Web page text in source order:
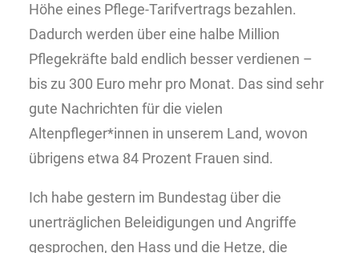
Höhe eines Pflege-Tarifvertrags bezahlen.
Dadurch werden über eine halbe Million
Pflegekräfte bald endlich besser verdienen –
bis zu 300 Euro mehr pro Monat. Das sind sehr
gute Nachrichten für die vielen
Altenpfleger*innen in unserem Land, wovon
übrigens etwa 84 Prozent Frauen sind.
Ich habe gestern im Bundestag über die
unerträglichen Beleidigungen und Angriffe
gesprochen, den Hass und die Hetze, die